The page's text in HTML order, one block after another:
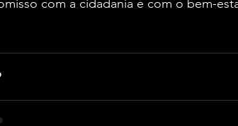
com a cidadania e com o bem-